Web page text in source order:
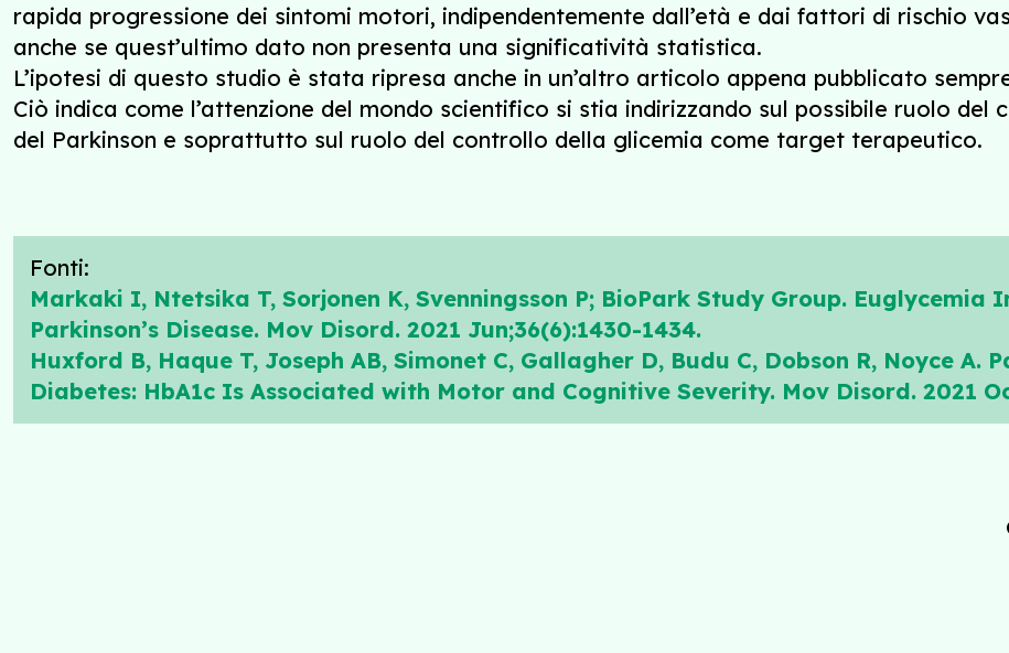
rapida progressione dei sintomi motori, indipendentemente dall’età e dai fattori di rischio
anche se quest’ultimo dato non presenta una significatività statistica.
L’ipotesi di questo studio è stata ripresa anche in un’altro articolo appena pubblicato
Ciò indica come l’attenzione del mondo scientifico si stia indirizzando sul possibile ruolo
del Parkinson e soprattutto sul ruolo del controllo della glicemia come target terapeutico.
Fonti:
Markaki I, Ntetsika T, Sorjonen K, Svenningsson P; BioPark Study Group.
Parkinson’s Disease. Mov Disord. 2021 Jun;36(6):1430-1434.
Huxford B, Haque T, Joseph AB, Simonet C, Gallagher D, Budu C, Dobson R, Noyce A.
Diabetes: HbA1c Is Associated with Motor and Cognitive Severity. Mov Disord. 2021